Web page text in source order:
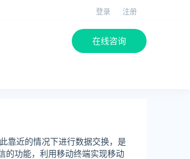
登录 注册
在线咨询
靠近的情况下进行数据交换，是
的功能，利用移动终端实现移动